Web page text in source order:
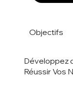
Objectifs
Développez
Réussir Vos